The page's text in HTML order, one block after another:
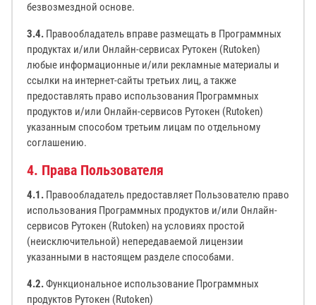
безвозмездной основе.
3.4. Правообладатель вправе размещать в Программных
продуктах и/или Онлайн-сервисах Рутокен (Rutoken)
любые информационные и/или рекламные материалы и
ссылки на интернет-сайты третьих лиц, а также
предоставлять право использования Программных
продуктов и/или Онлайн-сервисов Рутокен (Rutoken)
указанным способом третьим лицам по отдельному
соглашению.
4. Права Пользователя
4.1. Правообладатель предоставляет Пользователю право
использования Программных продуктов и/или Онлайн-
сервисов Рутокен (Rutoken) на условиях простой
(неисключительной) непередаваемой лицензии
указанными в настоящем разделе способами.
4.2.Функциональное использование Программных
продуктов Рутокен (Rutoken)